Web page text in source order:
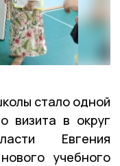
стало одной
визита в округ
Евгения
учебного